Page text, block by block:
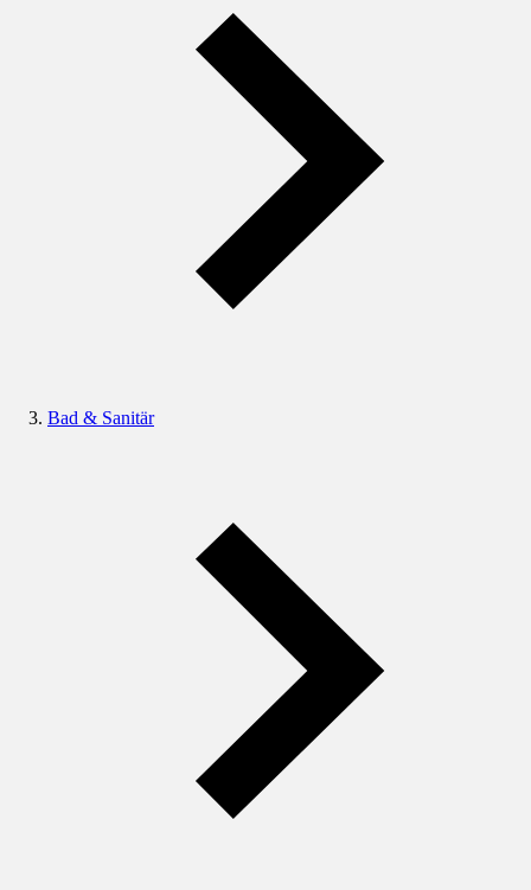
Bad & Sanitär